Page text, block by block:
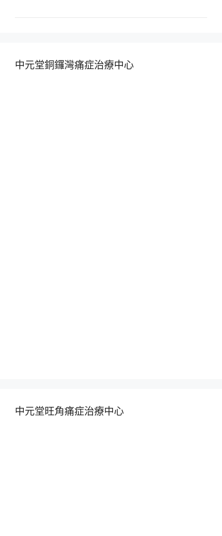
中元堂銅鑼灣痛症治療中心
中元堂旺角痛症治療中心